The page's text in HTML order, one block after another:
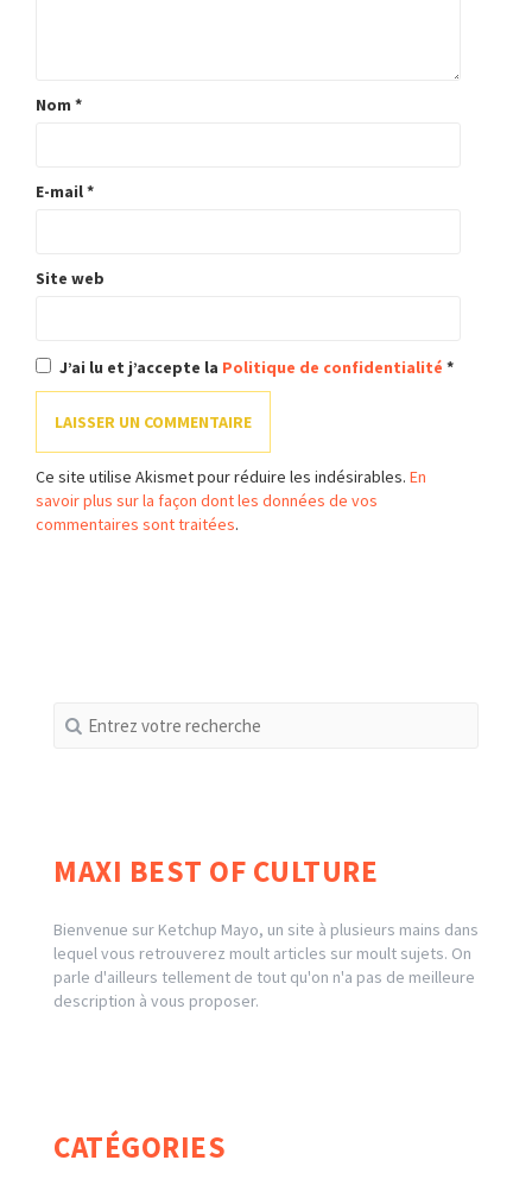
Nom *
E-mail*
Site web
J’ai lu et j’accepte la Politique de confidentialité *
Ce site utilise Akismet pour réduire les indésirables. En
savoir plus sur la façon dont les données de vos
commentaires sont traitées.
Recherche
pour
MAXI BEST OF CULTURE
Bienvenue sur Ketchup Mayo, un site à plusieurs mains dans
lequel vous retrouverez moult articles sur moult sujets. On
parle d'ailleurs tellement de tout qu'on n'a pas de meilleure
description à vous proposer.
CATÉGORIES